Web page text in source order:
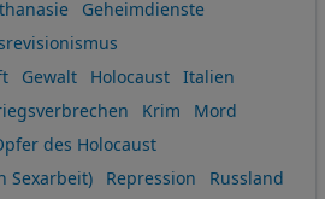
Geheimdienste
Gewalt Holocaust
Italien
Krim
Mord
des Holocaust
Sexarbeit)
Repression
Russland